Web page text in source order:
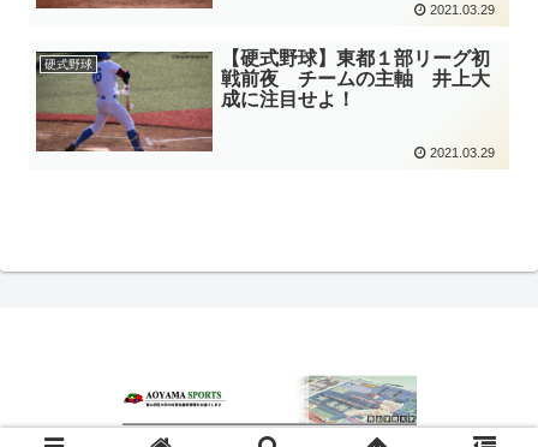
2021.03.29
硬式野球
【硬式野球】東都１部リーグ初
戦前夜 チームの主軸 井上大
成に注目せよ！
2021.03.29